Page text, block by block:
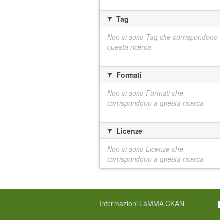
Tag
Non ci sono Tag che corrispondono
questa ricerca
Formati
Non ci sono Formati che
corrispondono a questa ricerca
Licenze
Non ci sono Licenze che
corrispondono a questa ricerca
Informazioni LaMMA CKAN